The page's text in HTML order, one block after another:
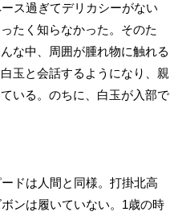
ス過ぎてデリカシーがない
たく知らなかった。そのた
な中、周囲が腫れ物に触れる
玉と会話するようになり、親
いる。のちに、白玉が入部で
ドは人間と同様。打掛北高
ンは履いていない。1歳の時